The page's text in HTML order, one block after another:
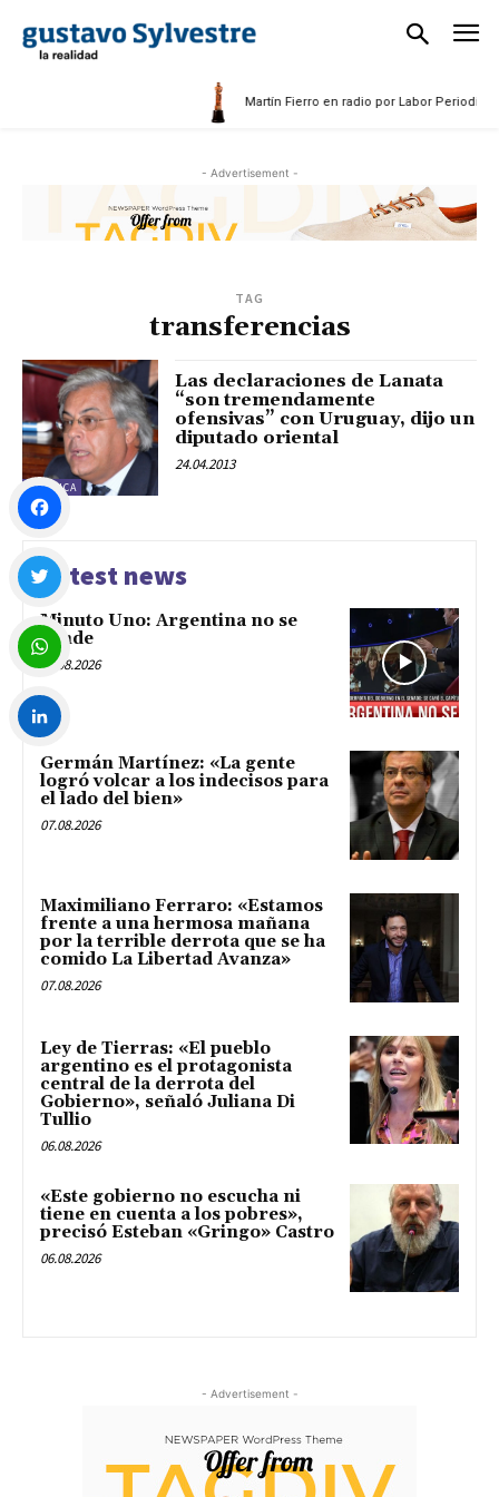
Martín Fierro en radio por Labor
- Advertisement -
TAG
transferencias
POLÍTICA
Las declaraciones de Lanata
“son tremendamente
ofensivas” con Uruguay, dijo un
diputado oriental
24.04.2013
Latest news
Minuto Uno: Argentina no se
vende
07.08.2026
Germán Martínez: «La gente
logró volcar a los indecisos para
el lado del bien»
07.08.2026
Maximiliano Ferraro: «Estamos
frente a una hermosa mañana
por la terrible derrota que se ha
comido La Libertad Avanza»
07.08.2026
Ley de Tierras: «El pueblo
argentino es el protagonista
central de la derrota del
Gobierno», señaló Juliana Di
Tullio
06.08.2026
«Este gobierno no escucha ni
tiene en cuenta a los pobres»,
precisó Esteban «Gringo» Castro
06.08.2026
- Advertisement -
Facebook
Twitter
WhatsApp
LinkedIn